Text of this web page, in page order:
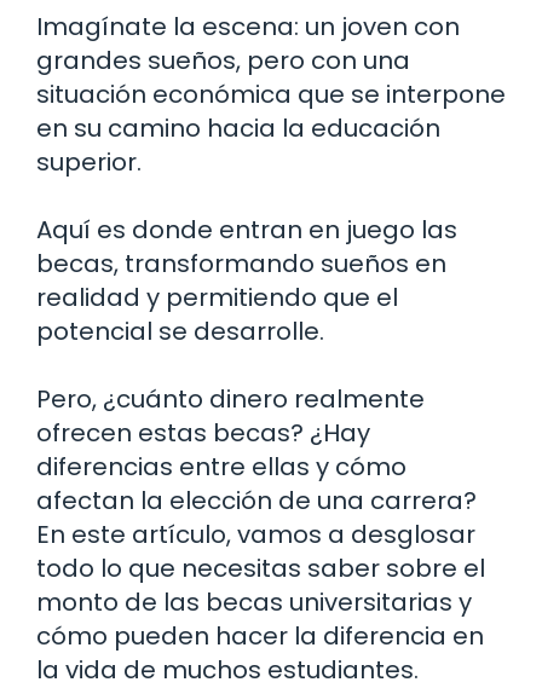
Imagínate la escena: un joven con
grandes sueños, pero con una
situación económica que se interpone
en su camino hacia la educación
superior.
Aquí es donde entran en juego las
becas, transformando sueños en
realidad y permitiendo que el
potencial se desarrolle.
Pero, ¿cuánto dinero realmente
ofrecen estas becas? ¿Hay
diferencias entre ellas y cómo
afectan la elección de una carrera?
En este artículo, vamos a desglosar
todo lo que necesitas saber sobre el
monto de las becas universitarias y
cómo pueden hacer la diferencia en
la vida de muchos estudiantes.